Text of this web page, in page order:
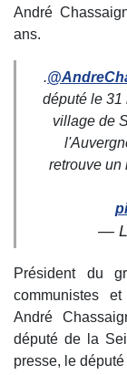
André
ans.
.
député le 31
village de
retrouve un
—
Président du
communistes
André
député de la
presse, le